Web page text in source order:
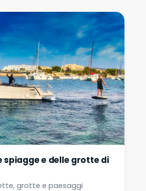
spiagge e delle grotte di
grotte e paesaggi